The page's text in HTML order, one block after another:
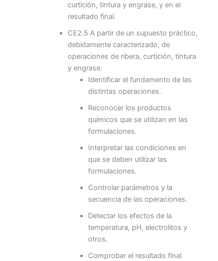
curtición, tintura y engrase, y en el
resultado final.
CE2.5 A partir de un supuesto práctico,
debidamente caracterizado, de
operaciones de ribera, curtición, tintura
y engrase:
Identificar el fundamento de las
distintas operaciones.
Reconocer los productos
químicos que se utilizan en las
formulaciones.
Interpretar las condiciones en
que se deben utilizar las
formulaciones.
Controlar parámetros y la
secuencia de las operaciones.
Detectar los efectos de la
temperatura, pH, electrolitos y
otros.
Comprobar el resultado final